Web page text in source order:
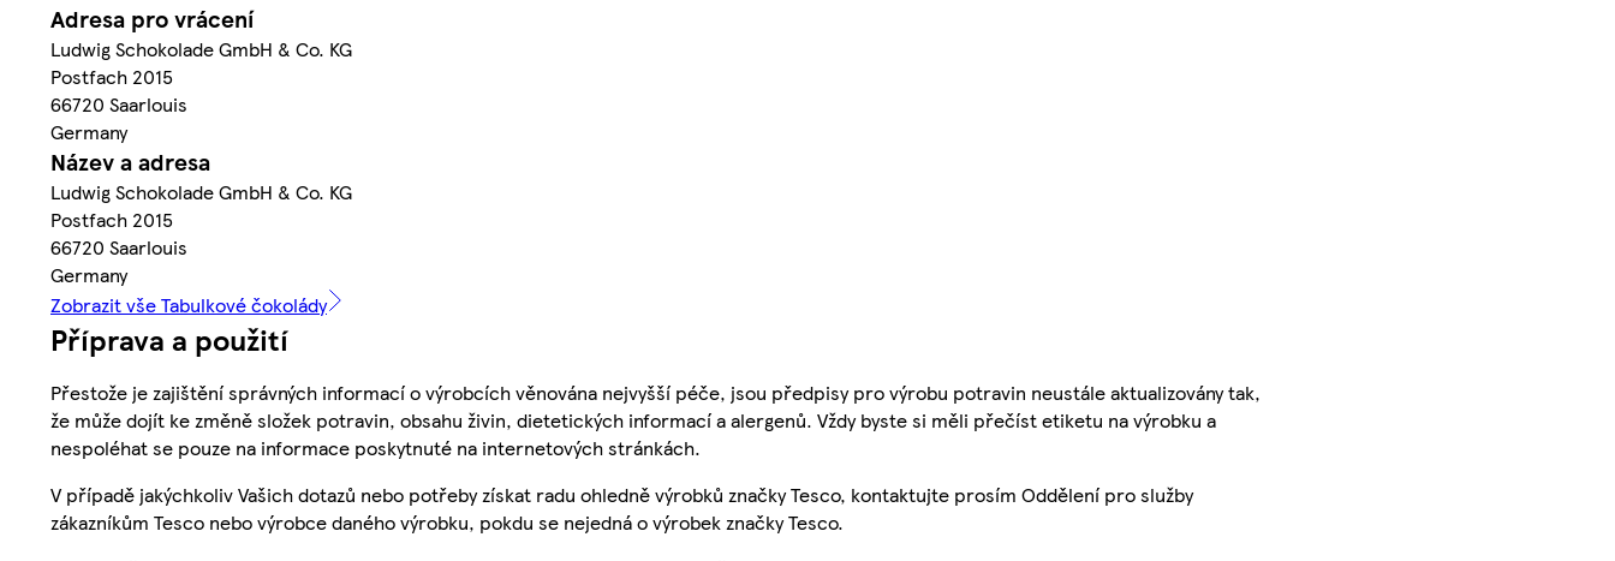
Adresa pro vrácení
Ludwig Schokolade GmbH & Co. KG
Postfach 2015
66720 Saarlouis
Germany
Název a adresa
Ludwig Schokolade GmbH & Co. KG
Postfach 2015
66720 Saarlouis
Germany
Zobrazit vše Tabulkové čokolády
Příprava a použití
Přestože je zajištění správných informací o výrobcích věnována nejvyšší péče, jsou předpisy pro výrobu potravin neustále aktualizovány tak,
že může dojít ke změně složek potravin, obsahu živin, dietetických informací a alergenů. Vždy byste si měli přečíst etiketu na výrobku a
nespoléhat se pouze na informace poskytnuté na internetových stránkách.
V případě jakýchkoliv Vašich dotazů nebo potřeby získat radu ohledně výrobků značky Tesco, kontaktujte prosím Oddělení pro služby
zákazníkům Tesco nebo výrobce daného výrobku, pokdu se nejedná o výrobek značky Tesco.